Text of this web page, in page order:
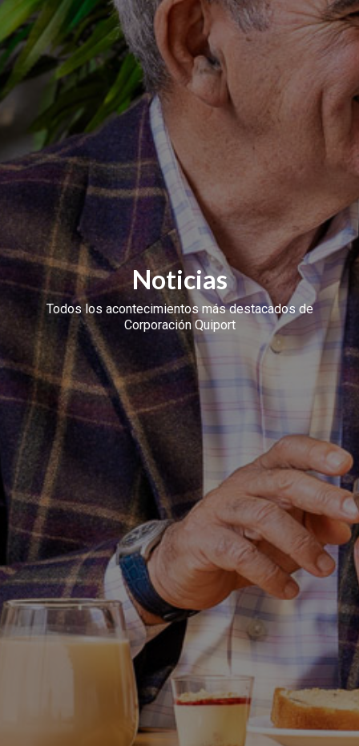
Noticias
Todos los acontecimientos más destacados de
Corporación Quiport